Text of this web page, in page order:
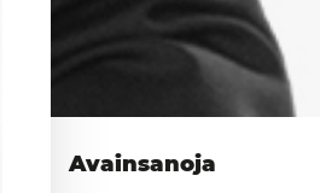
Avainsanoja